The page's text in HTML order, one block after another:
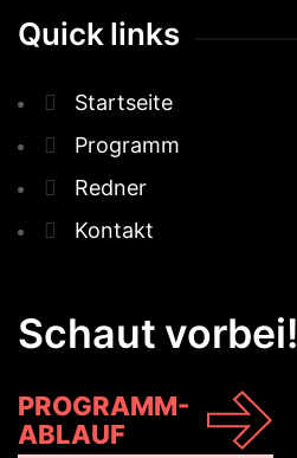
Quick links
Startseite
Programm
Redner
Kontakt
Schaut vorbei!
PROGRAMM-
ABLAUF